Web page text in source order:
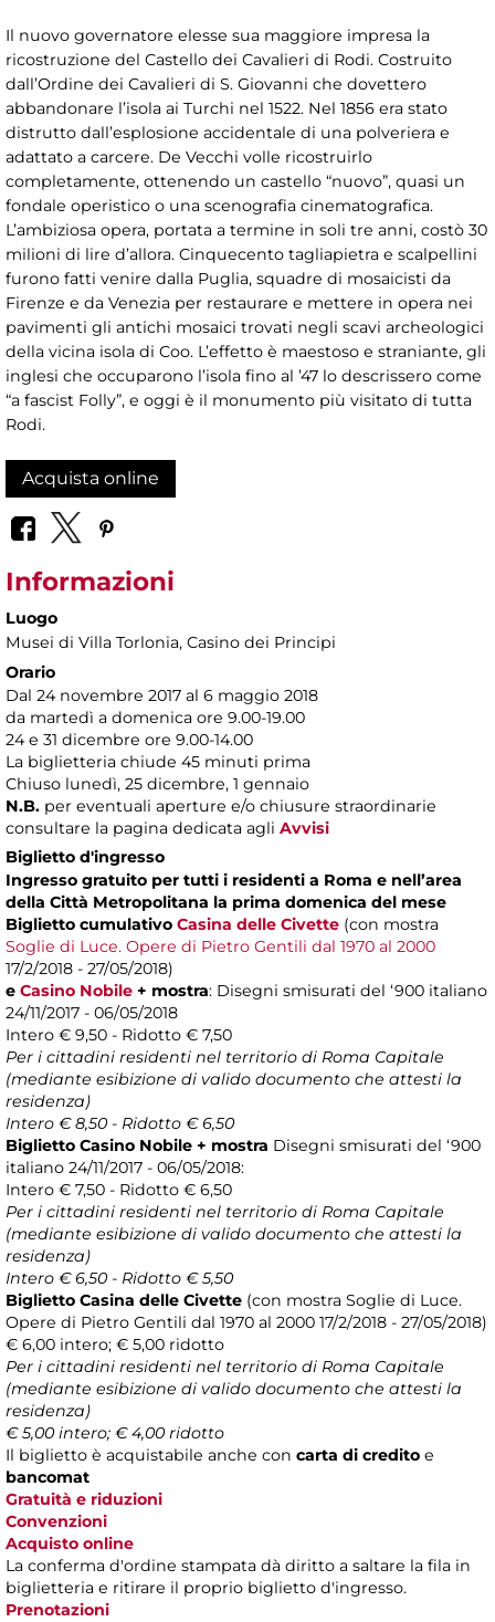
Il nuovo governatore elesse sua maggiore impresa la
ricostruzione del Castello dei Cavalieri di Rodi. Costruito
dall’Ordine dei Cavalieri di S. Giovanni che dovettero
abbandonare l’isola ai Turchi nel 1522. Nel 1856 era stato
distrutto dall’esplosione accidentale di una polveriera e
adattato a carcere. De Vecchi volle ricostruirlo
completamente, ottenendo un castello “nuovo”, quasi un
fondale operistico o una scenografia cinematografica.
L’ambiziosa opera, portata a termine in soli tre anni, costò 30
milioni di lire d’allora. Cinquecento tagliapietra e scalpellini
furono fatti venire dalla Puglia, squadre di mosaicisti da
Firenze e da Venezia per restaurare e mettere in opera nei
pavimenti gli antichi mosaici trovati negli scavi archeologici
della vicina isola di Coo. L’effetto è maestoso e straniante, gli
inglesi che occuparono l’isola fino al ’47 lo descrissero come
“a fascist Folly”, e oggi è il monumento più visitato di tutta
Rodi.
Acquista online
Informazioni
Luogo
Musei di Villa Torlonia, Casino dei Principi
Orario
Dal 24 novembre 2017 al 6 maggio 2018
da martedì a domenica ore 9.00-19.00
24 e 31 dicembre ore 9.00-14.00
La biglietteria chiude 45 minuti prima
Chiuso lunedì, 25 dicembre, 1 gennaio
N.B. per eventuali aperture e/o chiusure straordinarie
consultare la pagina dedicata agli Avvisi
Biglietto d'ingresso
Ingresso gratuito per tutti i residenti a Roma e nell’area
della Città Metropolitana la prima domenica del mese
Biglietto cumulativo Casina delle Civette (con mostra
Soglie di Luce. Opere di Pietro Gentili dal 1970 al 2000
17/2/2018 - 27/05/2018)
e Casino Nobile + mostra: Disegni smisurati del ‘900 italiano
24/11/2017 - 06/05/2018
Intero € 9,50 - Ridotto € 7,50
Per i cittadini residenti nel territorio di Roma Capitale
(mediante esibizione di valido documento che attesti la
residenza)
Intero € 8,50 - Ridotto € 6,50
Biglietto Casino Nobile + mostra Disegni smisurati del ‘900
italiano 24/11/2017 - 06/05/2018:
Intero € 7,50 - Ridotto € 6,50
Per i cittadini residenti nel territorio di Roma Capitale
(mediante esibizione di valido documento che attesti la
residenza)
Intero € 6,50 - Ridotto € 5,50
Biglietto Casina delle Civette (con mostra Soglie di Luce.
Opere di Pietro Gentili dal 1970 al 2000 17/2/2018 - 27/05/2018)
€ 6,00 intero; € 5,00 ridotto
Per i cittadini residenti nel territorio di Roma Capitale
(mediante esibizione di valido documento che attesti la
residenza)
€ 5,00 intero; € 4,00 ridotto
Il biglietto è acquistabile anche con carta di credito e
bancomat
Gratuità e riduzioni
Convenzioni
Acquisto online
La conferma d'ordine stampata dà diritto a saltare la fila in
biglietteria e ritirare il proprio biglietto d'ingresso.
Prenotazioni